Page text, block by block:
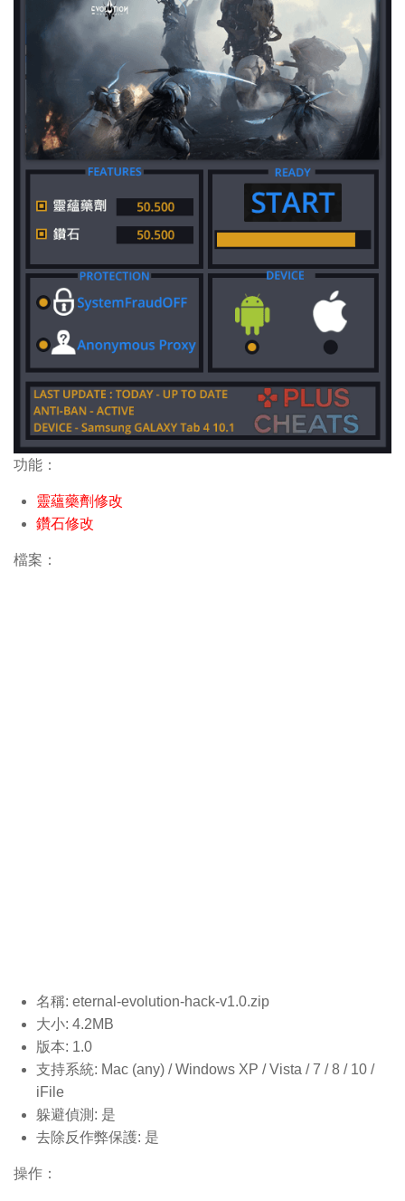
功能：
靈蘊藥劑修改
鑽石修改
檔案：
名稱: eternal-evolution-hack-v1.0.zip
大小: 4.2MB
版本: 1.0
支持系統: Mac (any) / Windows XP / Vista / 7 / 8 / 10 /
iFile
躲避偵測: 是
去除反作弊保護: 是
操作：